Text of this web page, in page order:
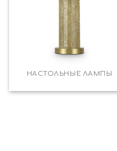
НАСТОЛЬНЫЕ ЛАМПЫ